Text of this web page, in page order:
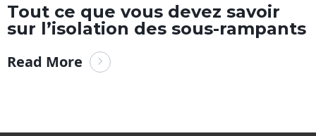
Tout ce que vous devez savoir
sur l’isolation des sous-rampants
Read More